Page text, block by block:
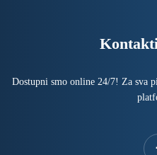
Dostupni smo online 24/7! Za sva